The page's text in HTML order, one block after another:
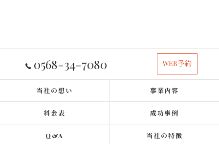
0568-34-7080 WEB予約
当社の想い 事業内容
料金表 成功事例
Q&A 当社の特徴